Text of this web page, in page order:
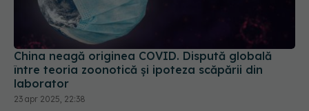
China neagă originea COVID. Dispută globală
între teoria zoonotică și ipoteza scăpării din
laborator
23 apr 2025, 22:38